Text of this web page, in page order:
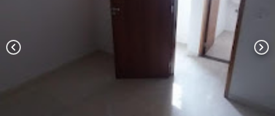
chevron_left chevron_right